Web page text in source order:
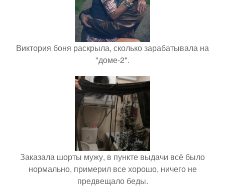
Виктория боня раскрыла, сколько зарабатывала на
"доме-2".
Заказала шорты мужу, в пункте выдачи всё было
нормально, примерил все хорошо, ничего не
предвещало беды.